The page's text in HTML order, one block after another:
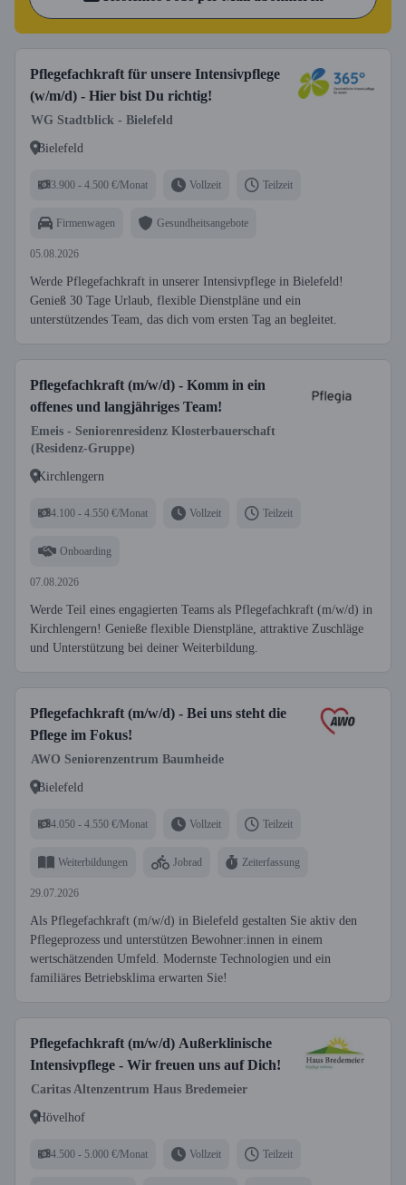
Pflegefachkraft für unsere Intensivpflege
(w/m/d) - Hier bist Du richtig!
WG Stadtblick - Bielefeld
Bielefeld
3.900 - 4.500 €/Monat Vollzeit Teilzeit
Firmenwagen Gesundheitsangebote
05.08.2026
Werde Pflegefachkraft in unserer Intensivpflege in Bielefeld!
Genieß 30 Tage Urlaub, flexible Dienstpläne und ein
unterstützendes Team, das dich vom ersten Tag an begleitet.
Pflegefachkraft (m/w/d) - Komm in ein
offenes und langjähriges Team!
Emeis - Seniorenresidenz Klosterbauerschaft
(Residenz-Gruppe)
Kirchlengern
4.100 - 4.550 €/Monat Vollzeit Teilzeit
Onboarding
07.08.2026
Werde Teil eines engagierten Teams als Pflegefachkraft (m/w/d) in
Kirchlengern! Genieße flexible Dienstpläne, attraktive Zuschläge
und Unterstützung bei deiner Weiterbildung.
Pflegefachkraft (m/w/d) - Bei uns steht die
Pflege im Fokus!
AWO Seniorenzentrum Baumheide
Bielefeld
4.050 - 4.550 €/Monat Vollzeit Teilzeit
Weiterbildungen Jobrad Zeiterfassung
29.07.2026
Als Pflegefachkraft (m/w/d) in Bielefeld gestalten Sie aktiv den
Pflegeprozess und unterstützen Bewohner:innen in einem
wertschätzenden Umfeld. Modernste Technologien und ein
familiäres Betriebsklima erwarten Sie!
Pflegefachkraft (m/w/d) Außerklinische
Intensivpflege - Wir freuen uns auf Dich!
Caritas Altenzentrum Haus Bredemeier
Hövelhof
4.500 - 5.000 €/Monat Vollzeit Teilzeit